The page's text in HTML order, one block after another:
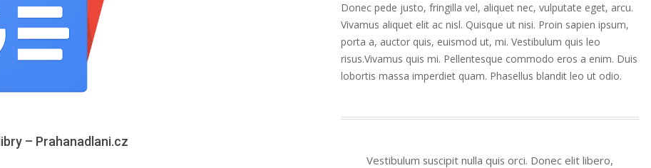
– Prahanadlani.cz
Donec pede justo, fringilla vel, aliquet nec, vulputate eget, arcu.
Vivamus aliquet elit ac nisl. Quisque ut nisi. Proin sapien ipsum,
porta a, auctor quis, euismod ut, mi. Vestibulum quis leo
risus.Vivamus quis mi. Pellentesque commodo eros a enim. Duis
lobortis massa imperdiet quam. Phasellus blandit leo ut odio.
Vestibulum suscipit nulla quis orci. Donec elit libero,